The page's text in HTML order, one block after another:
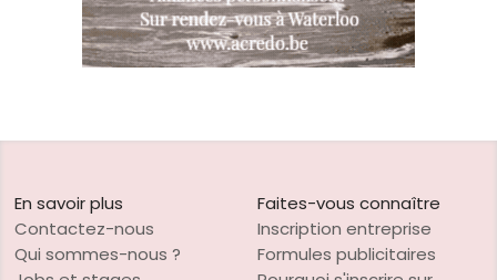
En savoir plus
Contactez-nous
Qui sommes-nous ?
Faites-vous connaître
Inscription entreprise
Formules publicitaires